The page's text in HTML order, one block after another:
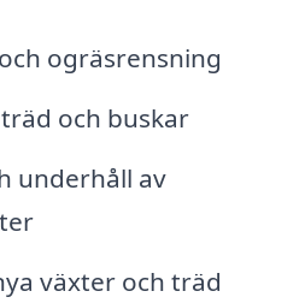
ogräsrensning
och buskar
underhåll av
växter och träd